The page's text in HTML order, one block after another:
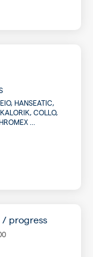
EIO, HANSEATIC,
COLLO,
...
/ progress